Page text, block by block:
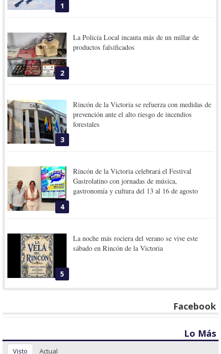
1
2
La Policía Local incauta más de un millar de
productos falsificados
3
Rincón de la Victoria se refuerza con medidas de
prevención ante el alto riesgo de incendios
forestales
4
Rincón de la Victoria celebrará el Festival
Gastrolatino con jornadas de música,
gastronomía y cultura del 13 al 16 de agosto
5
La noche más rociera del verano se vive este
sábado en Rincón de la Victoria
Facebook
Lo Más
Visto Actual